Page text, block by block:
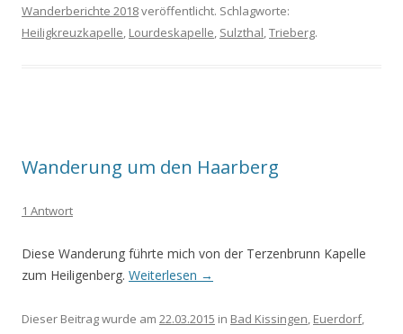
Wanderberichte 2018veröffentlicht. Schlagworte:
Heiligkreuzkapelle, Lourdeskapelle, Sulzthal,Trieberg.
Wanderung um den Haarberg
1 Antwort
Diese Wanderung führte mich von der Terzenbrunn Kapelle
zum Heiligenberg. Weiterlesen →
Dieser Beitrag wurde am 22.03.2015 in Bad Kissingen, Euerdorf,